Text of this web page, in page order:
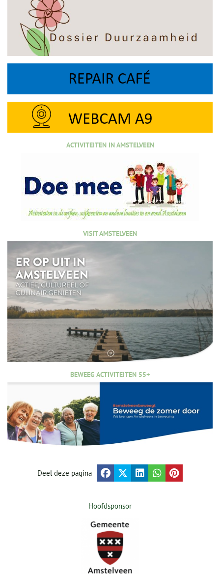
ACTIVITEITEN IN AMSTELVEEN
VISIT AMSTELVEEN
BEWEEG ACTIVITEITEN 55+
Deel deze pagina
Hoofdsponsor